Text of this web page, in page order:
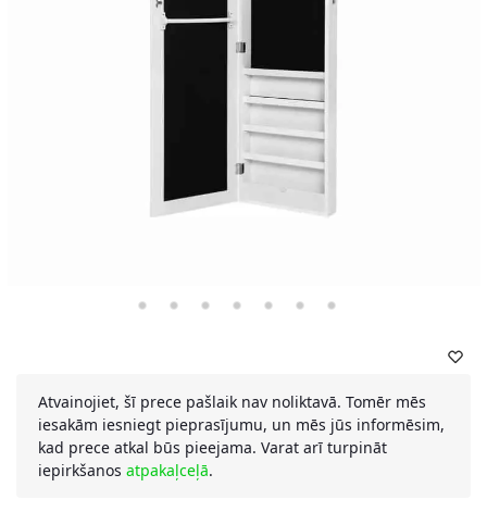
Atvainojiet, šī prece pašlaik nav noliktavā. Tomēr mēs
iesakām iesniegt pieprasījumu, un mēs jūs informēsim,
kad prece atkal būs pieejama. Varat arī turpināt
iepirkšanos atpakaļceļā.